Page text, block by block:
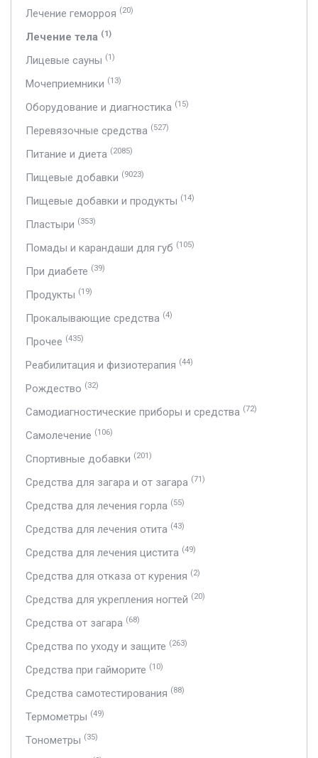
Лечение геморроя (20)
Лечение тела (1)
Лицевые сауны (1)
Мочеприемники (13)
Оборудование и диагностика (15)
Перевязочные средства (527)
Питание и диета (2085)
Пищевые добавки (9023)
Пищевые добавки и продукты (14)
Пластыри (353)
Помады и карандаши для губ (105)
При диабете (39)
Продукты (19)
Прокалывающие средства (4)
Прочее (435)
Реабилитация и физиотерапия (44)
Рождество (32)
Самодиагностические приборы и средства (72)
Самолечение (106)
Спортивные добавки (201)
Средства для загара и от загара (71)
Средства для лечения горла (55)
Средства для лечения отита (43)
Средства для лечения цистита (49)
Средства для отказа от курения (2)
Средства для укрепления ногтей (20)
Средства от загара (68)
Средства по уходу и защите (263)
Средства при гайморите (10)
Средства самотестирования (88)
Термометры (49)
Тонометры (35)